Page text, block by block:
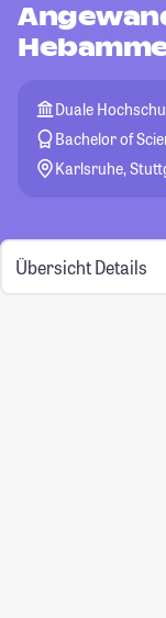
Duale
Bachelor of
Karlsruhe,
Übersicht Details